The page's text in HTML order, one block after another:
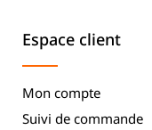
Espace client
Mon compte
Suivi de commande